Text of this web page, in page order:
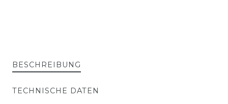
BESCHREIBUNG
TECHNISCHE DATEN